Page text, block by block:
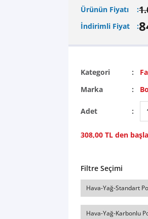
Ürünün Fiyatı
İndirimli Fiyat
Kategori
Marka
Adet
308,00 TL den
Filtre Seçimi
Hava-Yağ-Standart
Hava-Yağ-Karbonlu